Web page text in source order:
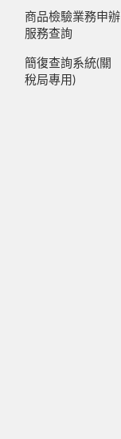
商品檢驗業務申辦
服務查詢
簡復查詢系統(關
稅局專用)